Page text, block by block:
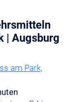
| Augsburg
am Park,